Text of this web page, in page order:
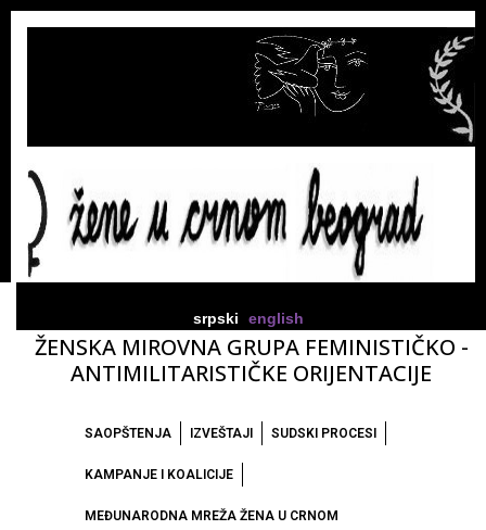
srpski english
ŽENSKA MIROVNA GRUPA FEMINISTIČKO -
ANTIMILITARISTIČKE ORIJENTACIJE
SAOPŠTENJA IZVEŠTAJI SUDSKI PROCESI
KAMPANJE I KOALICIJE
MEĐUNARODNA MREŽA ŽENA U CRNOM